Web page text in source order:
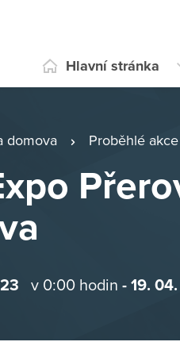
Hlavní stránka
domova Proběhlé akce
v 0:00 hodin - 19.